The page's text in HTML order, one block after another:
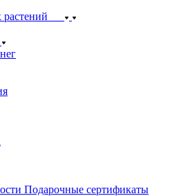
Подарочные сертификаты